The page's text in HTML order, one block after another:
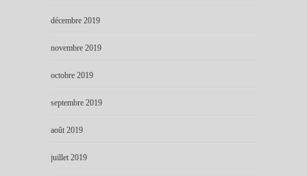
décembre 2019
novembre 2019
octobre 2019
septembre 2019
août 2019
juillet 2019